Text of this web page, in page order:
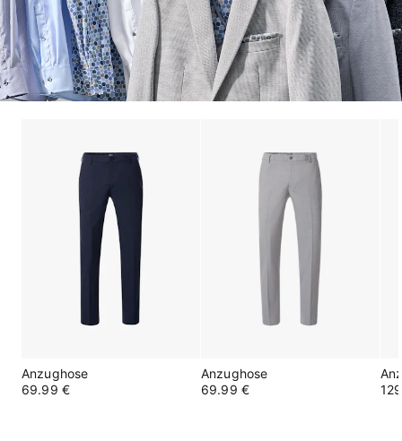
Anzughose
69.99 €
Anzughose
69.99 €